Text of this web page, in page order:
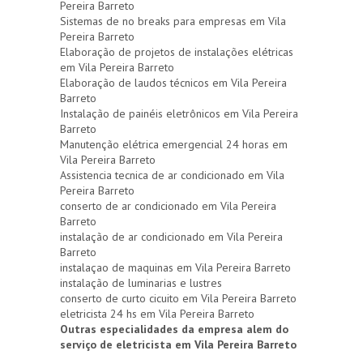
Pereira Barreto
Sistemas de no breaks para empresas em Vila
Pereira Barreto
Elaboração de projetos de instalações elétricas
em Vila Pereira Barreto
Elaboração de laudos técnicos em Vila Pereira
Barreto
Instalação de painéis eletrônicos em Vila Pereira
Barreto
Manutenção elétrica emergencial 24 horas em
Vila Pereira Barreto
Assistencia tecnica de ar condicionado em Vila
Pereira Barreto
conserto de ar condicionado em Vila Pereira
Barreto
instalação de ar condicionado em Vila Pereira
Barreto
instalaçao de maquinas em Vila Pereira Barreto
instalação de luminarias e lustres
conserto de curto cicuito em Vila Pereira Barreto
eletricista 24 hs em Vila Pereira Barreto
Outras especialidades da empresa alem do
serviço de eletricista em Vila Pereira Barreto